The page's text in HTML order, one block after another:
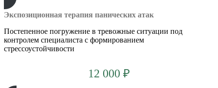
Экспозиционная терапия панических атак
Постепенное погружение в тревожные ситуации под
контролем специалиста с формированием
стрессоустойчивости
12 000 ₽